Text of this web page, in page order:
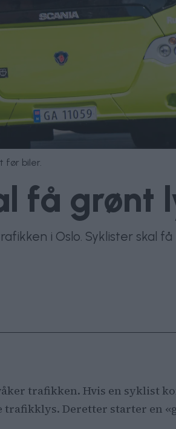
før biler.
få grønt
i Oslo. Syklister skal
trafikken. Hvis en syklist
Deretter starter en